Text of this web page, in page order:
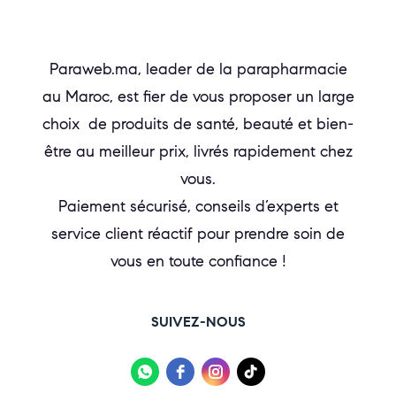
Paraweb.ma, leader de la parapharmacie
au Maroc, est fier de vous proposer un large
choix de produits de santé, beauté et bien-
être au meilleur prix, livrés rapidement chez
vous.
Paiement sécurisé, conseils d’experts et
service client réactif pour prendre soin de
vous en toute confiance !
SUIVEZ-NOUS